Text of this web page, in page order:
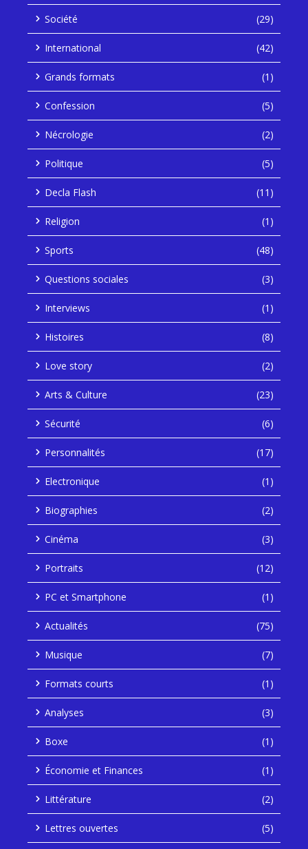
Société (29)
International (42)
Grands formats (1)
Confession (5)
Nécrologie (2)
Politique (5)
Decla Flash (11)
Religion (1)
Sports (48)
Questions sociales (3)
Interviews (1)
Histoires (8)
Love story (2)
Arts & Culture (23)
Sécurité (6)
Personnalités (17)
Electronique (1)
Biographies (2)
Cinéma (3)
Portraits (12)
PC et Smartphone (1)
Actualités (75)
Musique (7)
Formats courts (1)
Analyses (3)
Boxe (1)
Économie et Finances (1)
Littérature (2)
Lettres ouvertes (5)